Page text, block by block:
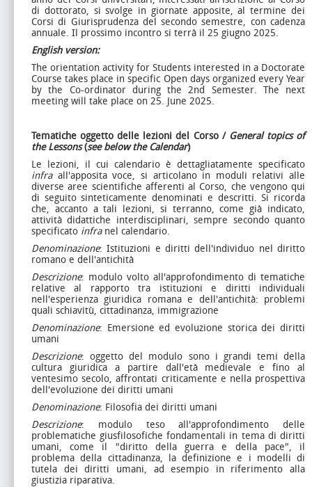
di dottorato, si svolge in giornate apposite, al termine dei
Corsi di Giurisprudenza del secondo semestre, con cadenza
annuale. Il prossimo incontro si terrà il 25 giugno 2025.
English version:
The orientation activity for Students interested in a Doctorate
Course takes place in specific Open days organized every Year
by the Co-ordinator during the 2nd Semester. The next
meeting will take place on 25. June 2025.
Tematiche oggetto delle lezioni del Corso / General topics of
the Lessons(see below the Calendar)
Le lezioni, il cui calendario è dettagliatamente specificato
infraall'apposita voce, si articolano in moduli relativi alle
diverse aree scientifiche afferenti al Corso, che vengono qui
di seguito sinteticamente denominati e descritti. Si ricorda
che, accanto a tali lezioni, si terranno, come già indicato,
attività didattiche interdisciplinari, sempre secondo quanto
specificato infranel calendario.
Denominazione: Istituzioni e diritti dell'individuo nel diritto
romano e dell'antichità
Descrizione: modulo volto all'approfondimento di tematiche
relative al rapporto tra istituzioni e diritti individuali
nell'esperienza giuridica romana e dell'antichità: problemi
quali schiavitù, cittadinanza, immigrazione
Denominazione: Emersione ed evoluzione storica dei diritti
umani
Descrizione: oggetto del modulo sono i grandi temi della
cultura giuridica a partire dall'età medievale e fino al
ventesimo secolo, affrontati criticamente e nella prospettiva
dell'evoluzione dei diritti umani
Denominazione: Filosofia dei diritti umani
Descrizione: modulo teso all'approfondimento delle
problematiche giusfilosofiche fondamentali in tema di diritti
umani, come il "diritto della guerra e della pace", il
problema della cittadinanza, la definizione e i modelli di
tutela dei diritti umani, ad esempio in riferimento alla
giustizia riparativa.